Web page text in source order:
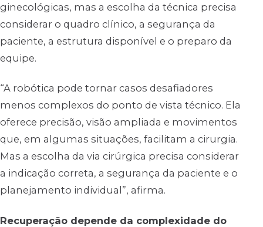
ginecológicas, mas a escolha da técnica precisa
considerar o quadro clínico, a segurança da
paciente, a estrutura disponível e o preparo da
equipe.
“A robótica pode tornar casos desafiadores
menos complexos do ponto de vista técnico. Ela
oferece precisão, visão ampliada e movimentos
que, em algumas situações, facilitam a cirurgia.
Mas a escolha da via cirúrgica precisa considerar
a indicação correta, a segurança da paciente e o
planejamento individual”, afirma.
Recuperação depende da complexidade do